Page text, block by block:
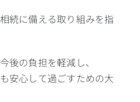
続に備える取り組みを指
後の負担を軽減し、
安心して過ごすための大